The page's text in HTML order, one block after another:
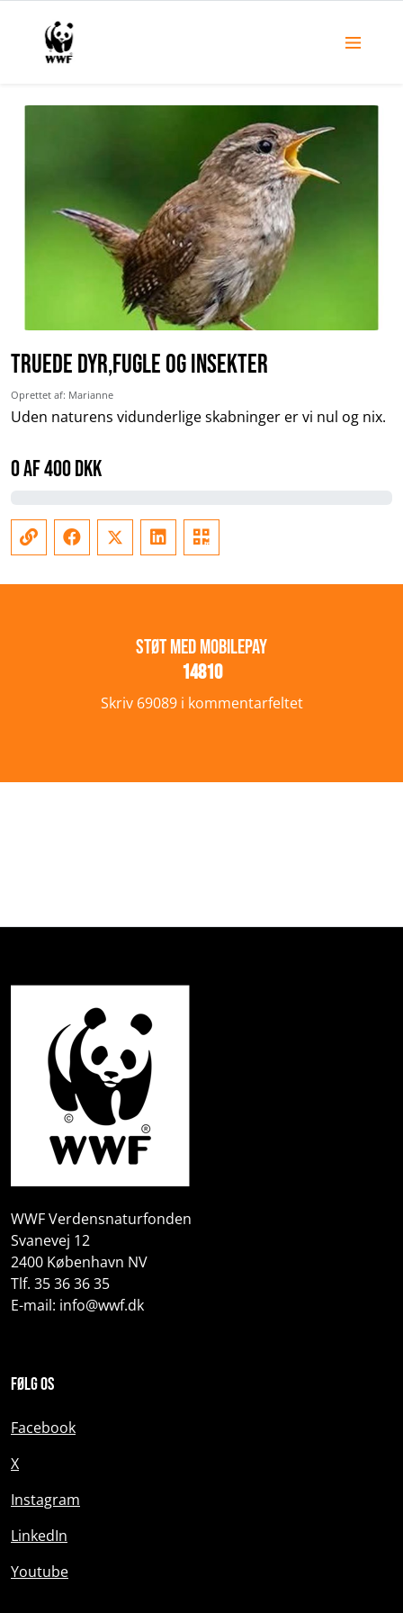
Truede dyr,fugle og insekter
Oprettet af: Marianne
Uden naturens vidunderlige skabninger er vi nul og nix.
0af 400 DKK
Støt med MobilePay
14810
Skriv 69089 i kommentarfeltet
WWF Verdensnaturfonden
Svanevej 12
2400 København NV
Tlf. 35 36 36 35
E-mail: info@wwf.dk
Følg os
Facebook
X
Instagram
LinkedIn
Youtube